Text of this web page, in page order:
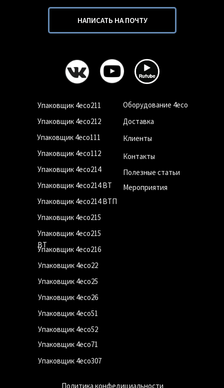
Упаковщик 4eco211
Упаковщик 4eco212
Упаковщик 4eco112
Упаковщик 4eco214
Упаковщик 4eco215
Оборудование 4eco
Доставка
Клиенты
Контакты
Упаковщик 4eco22
Упаковщик 4eco25
Полезные статьи
Мероприятия
Упаковщик 4eco26
Политика конфедициальности
Упаковщик 4eco216
Упаковщик 4eco307
Упаковщик 4eco111
НАПИСАТЬ НА ПОЧТУ
Упаковщик 4eco51
Упаковщик 4eco52
Упаковщик 4eco71
Упаковщик 4eco215
ВТ
Упаковщик 4eco214 ВТ
Упаковщик 4eco214 ВТП